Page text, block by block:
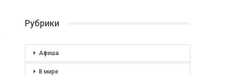
Рубрики
Афиша
В мире